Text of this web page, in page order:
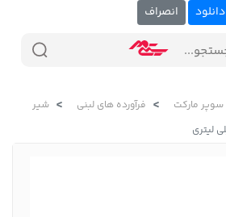
دانلود انصراف
سوپر مارکت فرآورده های لبنی
شیر